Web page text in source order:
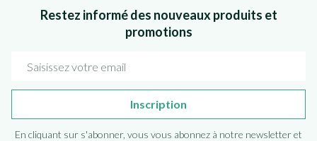
Restez informé des nouveaux produits et
promotions
Inscription
En cliquant sur s'abonner, vous vous abonnez à notre newsletter et